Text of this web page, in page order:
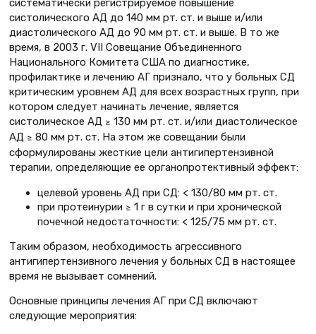
систематически регистрируемое повышение
систолического АД до 140 мм рт. ст. и выше и/или
диастолического АД до 90 мм рт. ст. и выше. В то же
время, в 2003 г. VII Совещание Объединенного
Национального Комитета США по диагностике,
профилактике и лечению АГ признало, что у больных СД
критическим уровнем АД для всех возрастных групп, при
котором следует начинать лечение, является
систолическое АД ≥ 130 мм рт. ст. и/или диастолическое
АД ≥ 80 мм рт. ст. На этом же совещании были
сформулированы жесткие цели антигипертензивной
терапии, определяющие ее органопротективный эффект:
целевой уровень АД при СД: < 130/80 мм рт. ст.
при протеинурии ≥ 1 г в сутки и при хронической
почечной недостаточности: < 125/75 мм рт. ст.
Таким образом, необходимость агрессивного
антигипертензивного лечения у больных СД в настоящее
время не вызывает сомнений.
Основные принципы лечения АГ при СД включают
следующие мероприятия: